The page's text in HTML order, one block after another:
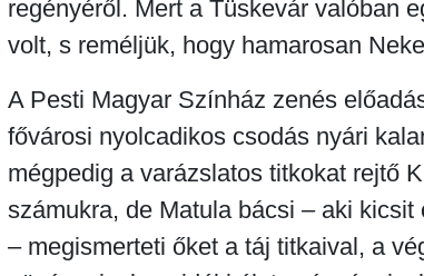
regényéről. Mert a Tüskevár valóban
volt, s reméljük, hogy hamarosan
A Pesti Magyar Színház zenés
fővárosi nyolcadikos csodás nyári
mégpedig a varázslatos titkokat rejtő
számukra, de Matula bácsi – aki
– megismerteti őket a táj titkaival, a